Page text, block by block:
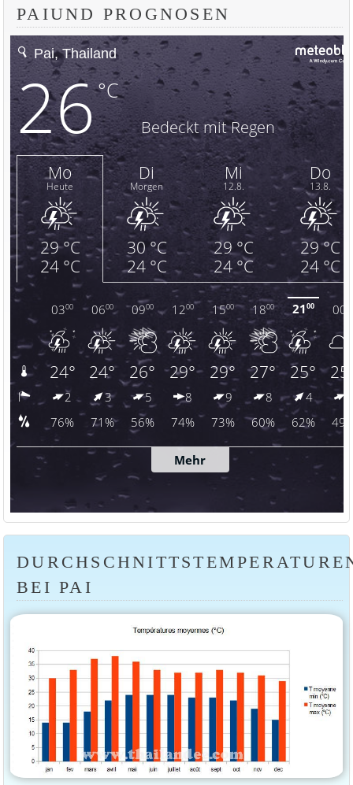
PAIUND PROGNOSEN
BEI PAI